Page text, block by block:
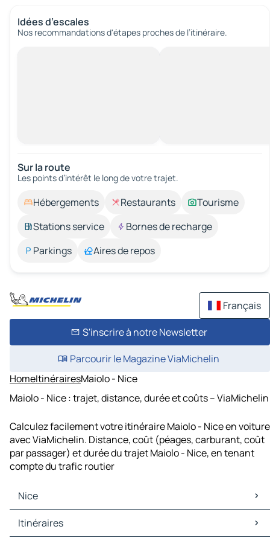
Idées d’escales
Nos recommandations d'étapes proches de l’itinéraire.
Sur la route
Les points d’intérêt le long de votre trajet.
Hébergements Restaurants
Tourisme
Stations service
Bornes de recharge
Parkings
Aires de repos
Français
S'inscrire à notre Newsletter
Parcourir le Magazine ViaMichelin
HomeItinérairesMaiolo - Nice
Maiolo - Nice : trajet, distance, durée et coûts – ViaMichelin
Calculez facilement votre itinéraire Maiolo - Nice en voiture
avec ViaMichelin. Distance, coût (péages, carburant, coût
par passager) et durée du trajet Maiolo - Nice, en tenant
compte du trafic routier
Nice
Nice Cartes et plans
Nice Trafic
Itinéraires